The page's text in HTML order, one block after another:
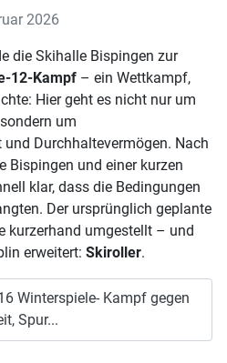
2026
die Skihalle Bispingen zur
12-Kampf – ein Wettkampf,
Hier geht es nicht nur um
um
Durchhaltevermögen. Nach
Bispingen und einer kurzen
klar, dass die Bedingungen
Der ursprünglich geplante
kurzerhand umgestellt – und
erweitert: Skiroller.
Winterspiele- Kampf gegen
Spur...